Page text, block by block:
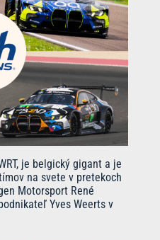
je belgický gigant a je
na svete v pretekoch
Motorsport René
Yves Weerts v